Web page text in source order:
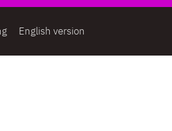
English version